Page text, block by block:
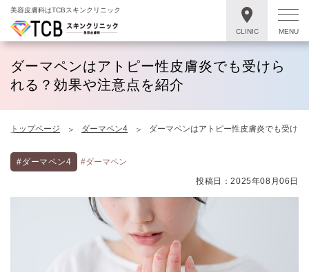
美容皮膚科はTCBスキンクリニック
ダーマペンはアトピー性皮膚炎でも受けら
れる？効果や注意点を紹介
トップページ ダーマペン4 ダーマペンはアトピー性皮膚炎でも受け
#ダーマペン4
#ダーマペン
投稿日：2025年08月06日
CLINIC MENU